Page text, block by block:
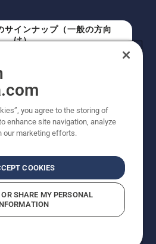
サインナップ（一般の方向
け）
インアップ（プロの方向
け）
All rights reserved. 表示価格
格 (税込) です。掲載写真は一部
you agree to the storing of
enhance site navigation, analyze
our marketing efforts.
COOKIES
SHARE MY PERSONAL